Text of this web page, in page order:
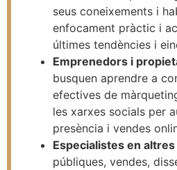
seus coneixements i
enfocament pràctic i
últimes tendències i
Emprenedors i
busquen aprendre a
efectives de
les xarxes socials per
presència i vendes
Especialistes en
públiques, vendes,